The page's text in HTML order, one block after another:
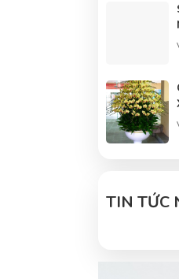
TIN TỨC